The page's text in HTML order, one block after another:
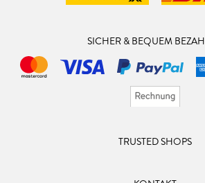
SICHER & BEQUEM
TRUSTED SHOPS